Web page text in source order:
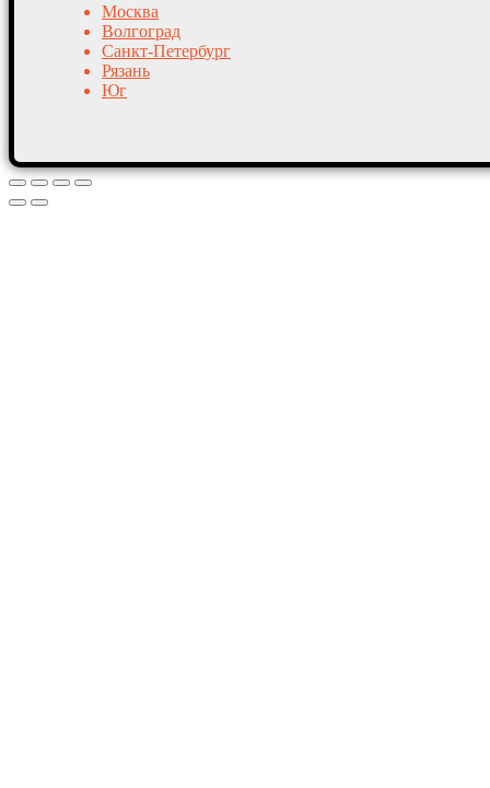
Москва
Волгоград
Санкт-Петербург
Рязань
Юг